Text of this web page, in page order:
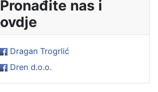
Pronađite nas i
ovdje
Dragan Trogrlić
Dren d.o.o.